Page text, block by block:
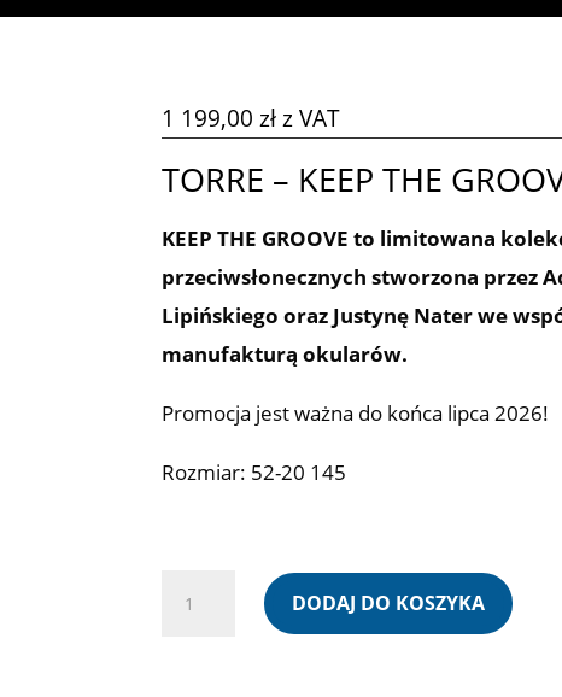
1 199,00zł z VAT
TORRE – KEEP THE
KEEP THE GROOVE to limitowana
przeciwsłonecznych stworzona przez
Lipińskiego oraz Justynę Nater we
manufakturą okularów.
Promocja jest ważna do końca lipca 2026!
Rozmiar: 52-20 145
DODAJ DO KOSZYKA